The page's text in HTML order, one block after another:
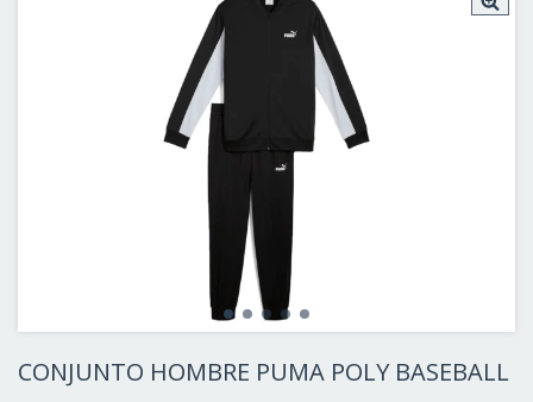
CONJUNTO HOMBRE PUMA POLY BASEBALL